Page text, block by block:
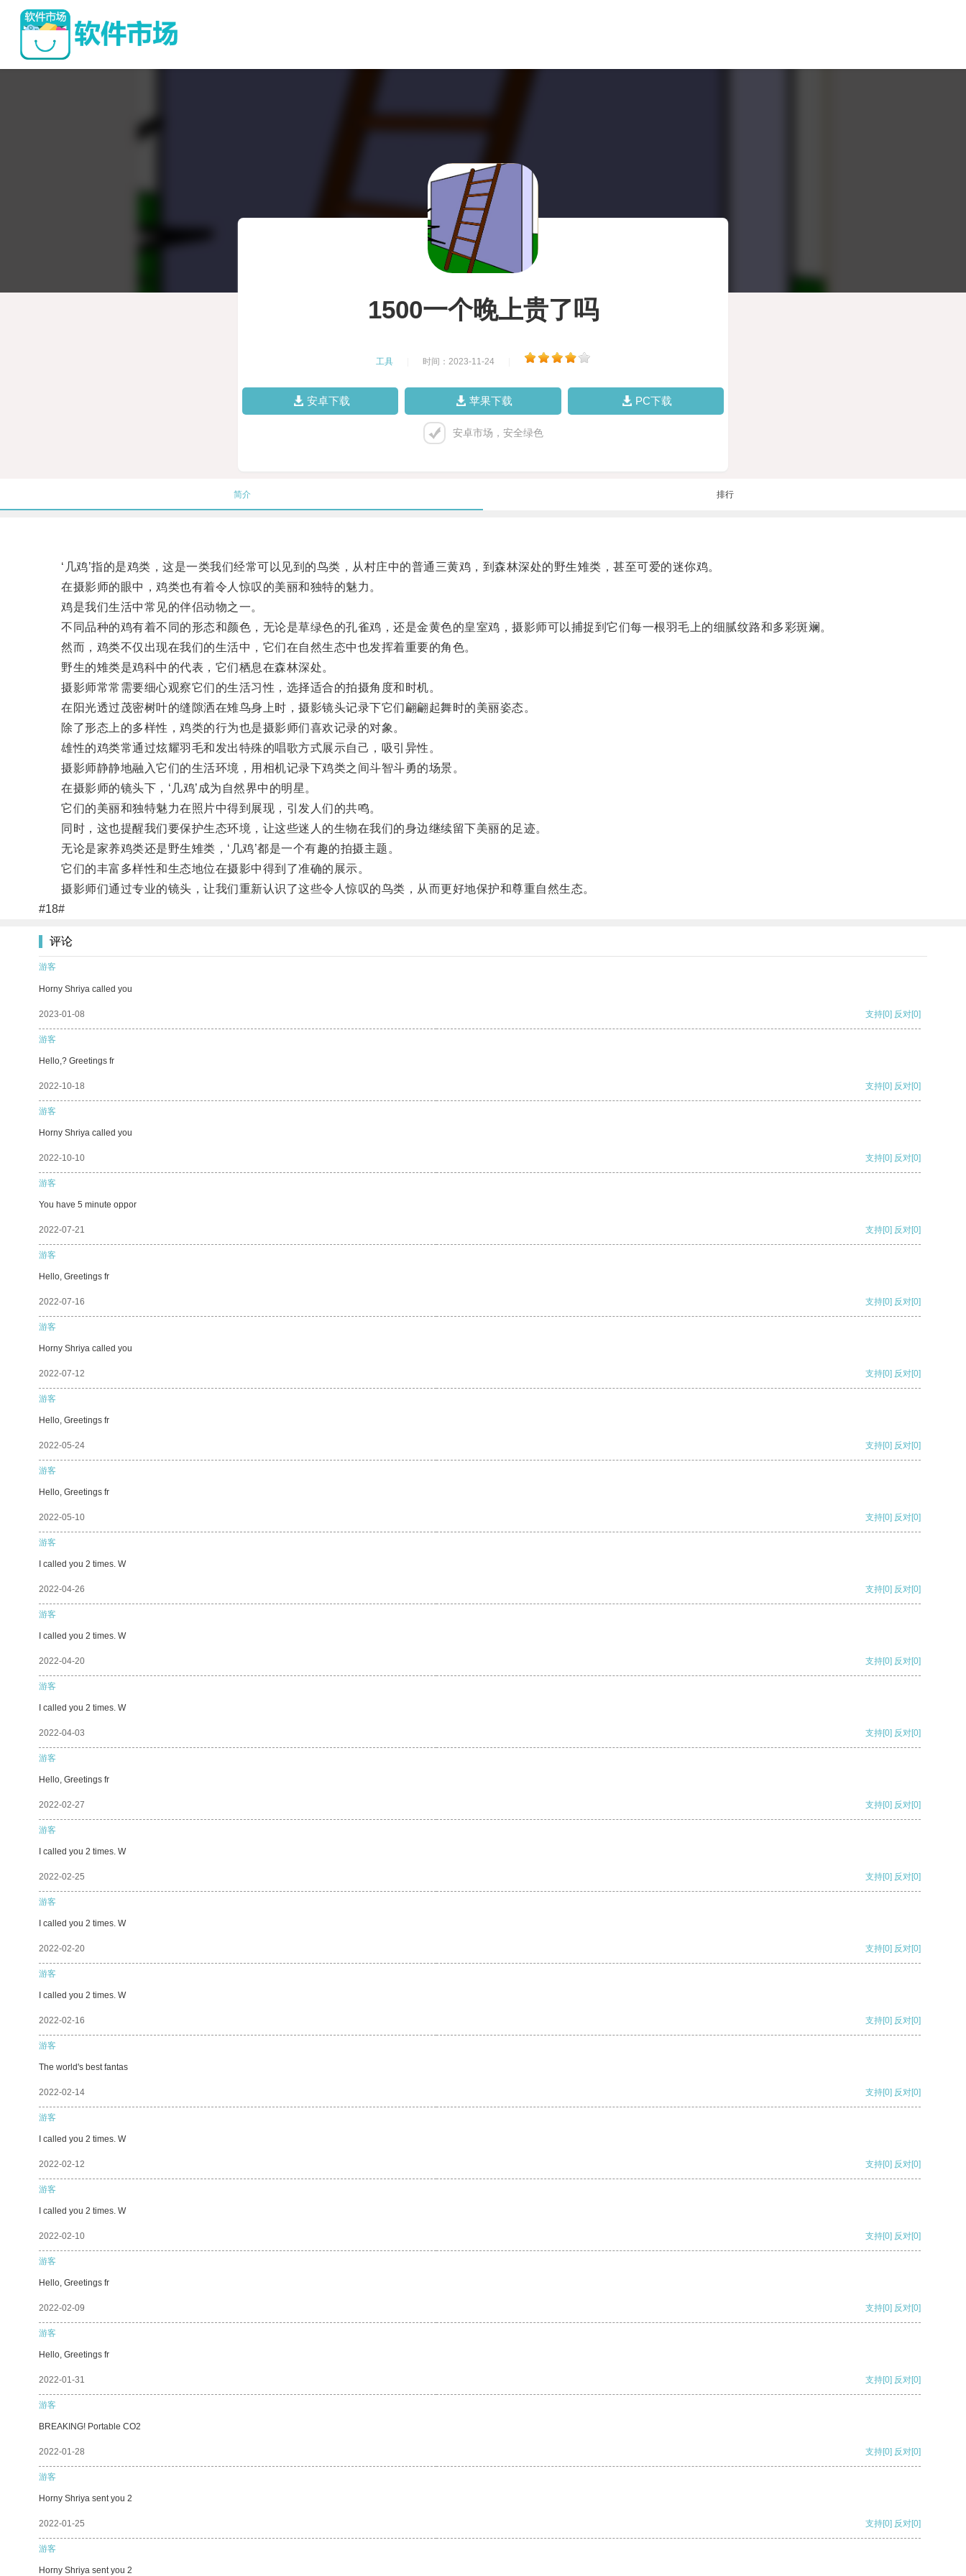
1500一个晚上贵了吗
工具 时间：2023-11-24
安卓下载 苹果下载 PC下载
安卓市场，安全绿色
简介 排行
‘几鸡’指的是鸡类，这是一类我们经常可以见到的鸟类，从村庄中的普通三黄鸡，到森林深处的野生雉类，甚至可爱的迷你鸡。
在摄影师的眼中，鸡类也有着令人惊叹的美丽和独特的魅力。
鸡是我们生活中常见的伴侣动物之一。
不同品种的鸡有着不同的形态和颜色，无论是草绿色的孔雀鸡，还是金黄色的皇室鸡，摄影师可以捕捉到它们每一根羽毛上的细腻纹路和多彩斑斓。
然而，鸡类不仅出现在我们的生活中，它们在自然生态中也发挥着重要的角色。
野生的雉类是鸡科中的代表，它们栖息在森林深处。
摄影师常常需要细心观察它们的生活习性，选择适合的拍摄角度和时机。
在阳光透过茂密树叶的缝隙洒在雉鸟身上时，摄影镜头记录下它们翩翩起舞时的美丽姿态。
除了形态上的多样性，鸡类的行为也是摄影师们喜欢记录的对象。
雄性的鸡类常通过炫耀羽毛和发出特殊的唱歌方式展示自己，吸引异性。
摄影师静静地融入它们的生活环境，用相机记录下鸡类之间斗智斗勇的场景。
在摄影师的镜头下，‘几鸡’成为自然界中的明星。
它们的美丽和独特魅力在照片中得到展现，引发人们的共鸣。
同时，这也提醒我们要保护生态环境，让这些迷人的生物在我们的身边继续留下美丽的足迹。
无论是家养鸡类还是野生雉类，‘几鸡’都是一个有趣的拍摄主题。
它们的丰富多样性和生态地位在摄影中得到了准确的展示。
摄影师们通过专业的镜头，让我们重新认识了这些令人惊叹的鸟类，从而更好地保护和尊重自然生态。
#18#
评论
游客
Horny Shriya called you
2023-01-08 支持[0] 反对[0]
游客
Hello,? Greetings fr
2022-10-18 支持[0] 反对[0]
游客
Horny Shriya called you
2022-10-10 支持[0] 反对[0]
游客
You have 5 minute oppor
2022-07-21 支持[0] 反对[0]
游客
Hello, Greetings fr
2022-07-16 支持[0] 反对[0]
游客
Horny Shriya called you
2022-07-12 支持[0] 反对[0]
游客
Hello, Greetings fr
2022-05-24 支持[0] 反对[0]
游客
Hello, Greetings fr
2022-05-10 支持[0] 反对[0]
游客
I called you 2 times. W
2022-04-26 支持[0] 反对[0]
游客
I called you 2 times. W
2022-04-20 支持[0] 反对[0]
游客
I called you 2 times. W
2022-04-03 支持[0] 反对[0]
游客
Hello, Greetings fr
2022-02-27 支持[0] 反对[0]
游客
I called you 2 times. W
2022-02-25 支持[0] 反对[0]
游客
I called you 2 times. W
2022-02-20 支持[0] 反对[0]
游客
I called you 2 times. W
2022-02-16 支持[0] 反对[0]
游客
The world's best fantas
2022-02-14 支持[0] 反对[0]
游客
I called you 2 times. W
2022-02-12 支持[0] 反对[0]
游客
I called you 2 times. W
2022-02-10 支持[0] 反对[0]
游客
Hello, Greetings fr
2022-02-09 支持[0] 反对[0]
游客
Hello, Greetings fr
2022-01-31 支持[0] 反对[0]
游客
BREAKING! Portable CO2
2022-01-28 支持[0] 反对[0]
游客
Horny Shriya sent you 2
2022-01-25 支持[0] 反对[0]
游客
Horny Shriya sent you 2